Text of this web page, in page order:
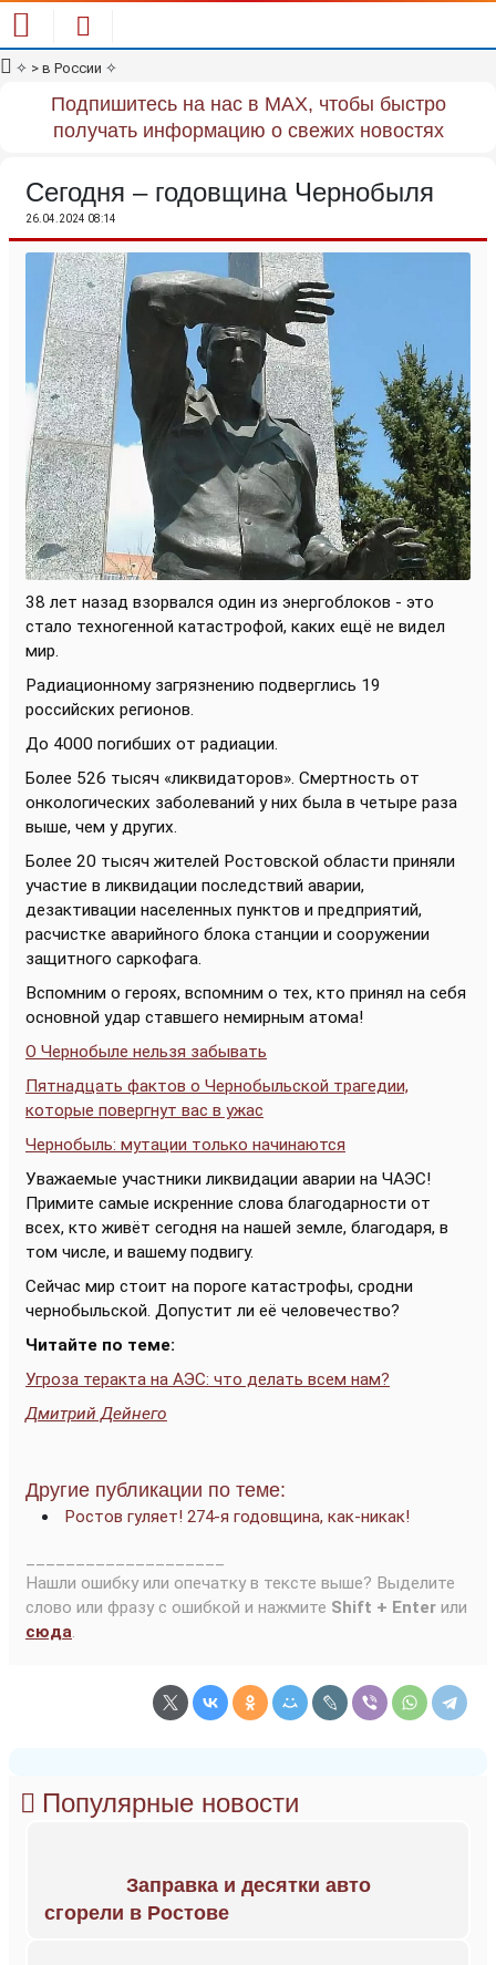
✧ > в России ✧
Подпишитесь на нас в MAX, чтобы быстро
получать информацию о свежих новостях
Сегодня – годовщина Чернобыля
26.04.2024 08:14
38 лет назад взорвался один из энергоблоков - это
стало техногенной катастрофой, каких ещё не видел
мир.
Радиационному загрязнению подверглись 19
российских регионов.
До 4000 погибших от радиации.
Более 526 тысяч «ликвидаторов». Смертность от
онкологических заболеваний у них была в четыре раза
выше, чем у других.
Более 20 тысяч жителей Ростовской области приняли
участие в ликвидации последствий аварии,
дезактивации населенных пунктов и предприятий,
расчистке аварийного блока станции и сооружении
защитного саркофага.
Вспомним о героях, вспомним о тех, кто принял на себя
основной удар ставшего немирным атома!
О Чернобыле нельзя забывать
Пятнадцать фактов о Чернобыльской трагедии,
которые повергнут вас в ужас
Чернобыль: мутации только начинаются
Уважаемые участники ликвидации аварии на ЧАЭС!
Примите самые искренние слова благодарности от
всех, кто живёт сегодня на нашей земле, благодаря, в
том числе, и вашему подвигу.
Сейчас мир стоит на пороге катастрофы, сродни
чернобыльской. Допустит ли её человечество?
Читайте по теме:
Угроза теракта на АЭС: что делать всем нам?
Дмитрий Дейнего
Другие публикации по теме:
Ростов гуляет! 274-я годовщина, как-никак!
Нашли ошибку или опечатку в тексте выше? Выделите
слово или фразу с ошибкой и нажмите Shift + Enter или
сюда.
Популярные новости
Заправка и десятки авто
сгорели в Ростове